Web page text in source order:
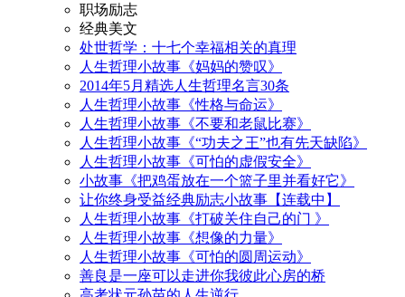
职场励志
经典美文
处世哲学：十七个幸福相关的真理
人生哲理小故事《妈妈的赞叹》
2014年5月精选人生哲理名言30条
人生哲理小故事《性格与命运》
人生哲理小故事《不要和老鼠比赛》
人生哲理小故事《“功夫之王”也有先天缺陷》
人生哲理小故事《可怕的虚假安全》
小故事《把鸡蛋放在一个篮子里并看好它》
让你终身受益经典励志小故事【连载中】
人生哲理小故事《打破关住自己的门 》
人生哲理小故事《想像的力量》
人生哲理小故事《可怕的圆周运动》
善良是一座可以走进你我彼此心房的桥